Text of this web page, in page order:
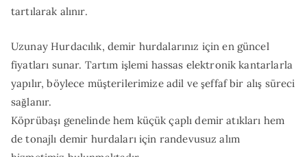
tartılarak alınır.
Uzunay Hurdacılık, demir hurdalarınız için en güncel
fiyatları sunar. Tartım işlemi hassas elektronik kantarlarla
yapılır, böylece müşterilerimize adil ve şeffaf bir alış süreci
sağlanır.
Köprübaşı genelinde hem küçük çaplı demir atıkları hem
de tonajlı demir hurdaları için randevusuz alım